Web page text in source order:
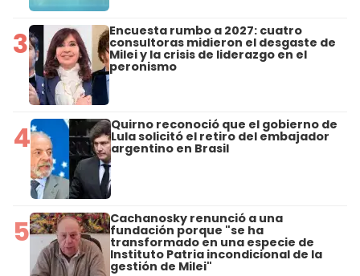
3 Encuesta rumbo a 2027: cuatro
consultoras midieron el desgaste de
Milei y la crisis de liderazgo en el
peronismo
4 Quirno reconoció que el gobierno de
Lula solicitó el retiro del embajador
argentino en Brasil
5 Cachanosky renunció a una
fundación porque "se ha
transformado en una especie de
Instituto Patria incondicional de la
gestión de Milei"